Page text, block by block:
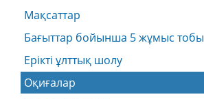
Мақсаттар
Бағыттар бойынша 5 жұмыс тобы
Ерікті ұлттық шолу
Оқиғалар